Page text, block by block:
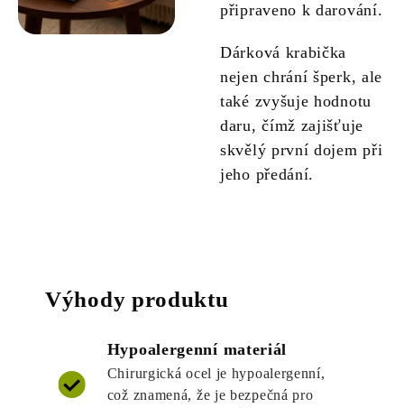
připraveno k darování.
Dárková krabička
nejen chrání šperk, ale
také zvyšuje hodnotu
daru, čímž zajišťuje
skvělý první dojem při
jeho předání.
Výhody produktu
Hypoalergenní materiál
Chirurgická ocel je hypoalergenní,
což znamená, že je bezpečná pro